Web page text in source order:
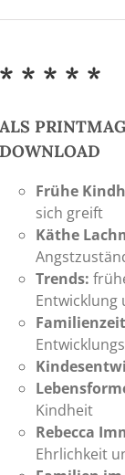
* * * * *
ALS
DOWNLOAD
Frühe
sich greift
Käthe
Trends:
Entwicklung
Familienzeit
Kindheit
Rebecca
Ehrlichkeit